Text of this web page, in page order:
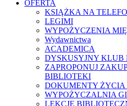
OFERTA
KSIĄŻKA NA
LEGIMI
WYPOŻYCZENIA
Wydawnictwa
ACADEMICA
DYSKUSYJNY KLUB
ZAPROPONUJ
BIBLIOTEKI
DOKUMENTY ŻYCIA
WYPOŻYCZALNIA
LEKCJE